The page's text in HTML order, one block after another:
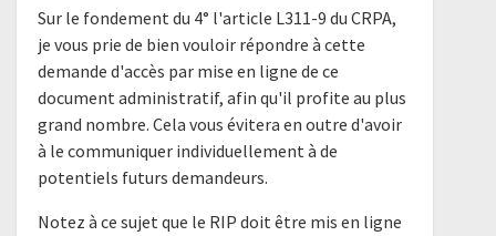
Sur le fondement du 4° l'article L311-9 du CRPA,
je vous prie de bien vouloir répondre à cette
demande d'accès par mise en ligne de ce
document administratif, afin qu'il profite au plus
grand nombre. Cela vous évitera en outre d'avoir
à le communiquer individuellement à de
potentiels futurs demandeurs.
Notez à ce sujet que le RIP doit être mis en ligne